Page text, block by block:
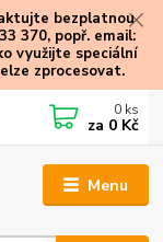
bezplatnou
370, popř. email:
využijte speciální
zprocesovat.
Menu
0 ks
za 0 Kč